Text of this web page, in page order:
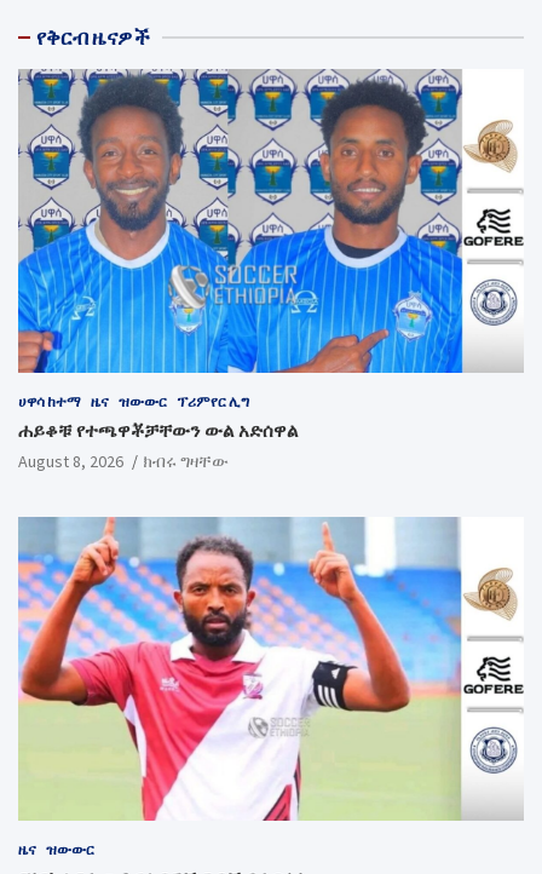
የቅርብ ዜናዎች
ሀዋሳ ከተማ ዜና ዝውውር ፕሪምየር ሊግ
ሐይቆቹ የተጫዋቾቻቸውን ውል አድሰዋል
August 8, 2026 ክብሩ ግዛቸው
ዜና ዝውውር